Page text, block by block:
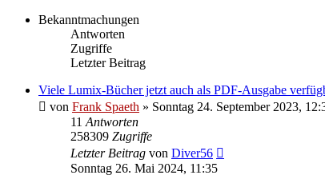
Bekanntmachungen
Antworten
Zugriffe
Letzter Beitrag
Viele Lumix-Bücher jetzt auch als PDF-Ausgabe
von Frank Spaeth » Sonntag 24. September 2023,
11 Antworten
258309 Zugriffe
Letzter Beitrag von Diver56
Sonntag 26. Mai 2024, 11:35